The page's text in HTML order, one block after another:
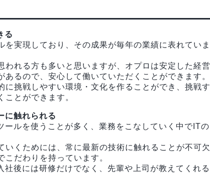
る
実現しており、その成果が毎年の業績に表れていま
れる方も多いと思いますが、オプロは安定した経営
るので、安心して働いていただくことができます。
挑戦しやすい環境・文化を作ることができ、挑戦す
とができます。
に触れられる
ルを使うことが多く、業務をこなしていく中でITの
くためには、常に最新の技術に触れることが不可欠
だわりを持っています。
後には研修だけでなく、先輩や上司が教えてくれる